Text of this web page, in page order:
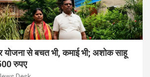
योजना से बचत भी, कमाई भी; अशोक साहू
रुपए